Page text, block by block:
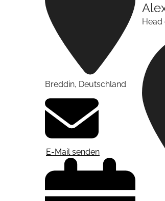
Breddin, Deutschland
E-Mail senden